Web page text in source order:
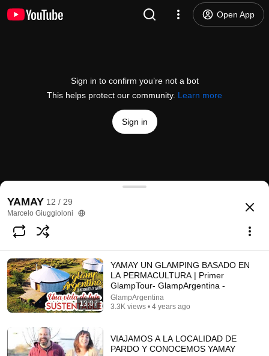
Open App
Sign in to confirm you’re not a bot
This helps protect our community. Learn more
Sign in
Video YAMAY
@yuyo2307 20 likes 4.9K views
Subscribe
Comments 9
Comment...
YAMAY 12 / 29
Marcelo Giuggioloni
13:07
YAMAY UN GLAMPING BASADO EN
LA PERMACULTURA | Primer
GlampTour- GlampArgentina -
GlampArgentina
3.3K views • 4 years ago
VIAJAMOS A LA LOCALIDAD DE
PARDO Y CONOCEMOS YAMAY